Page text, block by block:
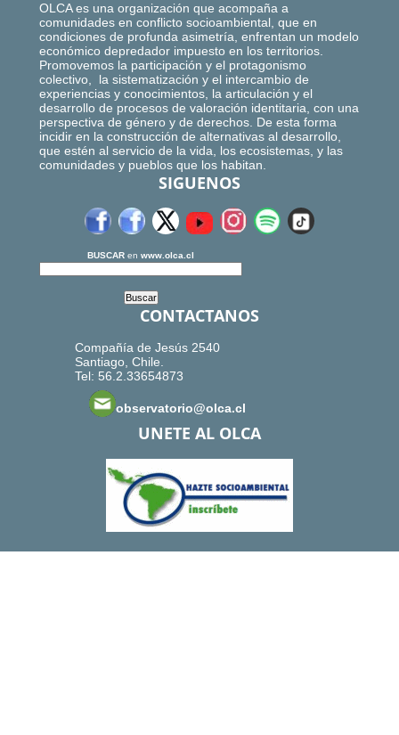
OLCA es una organización que acompaña a
comunidades en conflicto socioambiental, que en
condiciones de profunda asimetría, enfrentan un modelo
económico depredador impuesto en los territorios.
Promovemos la participación y el protagonismo
colectivo, la sistematización y el intercambio de
experiencias y conocimientos, la articulación y el
desarrollo de procesos de valoración identitaria, con una
perspectiva de género y de derechos. De esta forma
incidir en la construcción de alternativas al desarrollo,
que estén al servicio de la vida, los ecosistemas, y las
comunidades y pueblos que los habitan.
SIGUENOS
BUSCAR en www.olca.cl
CONTACTANOS
Compañía de Jesús 2540
Santiago, Chile.
Tel: 56.2.33654873
observatorio@olca.cl
UNETE AL OLCA